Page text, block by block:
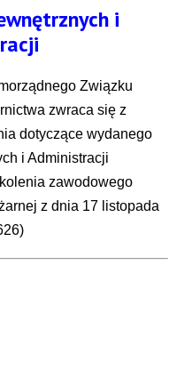
i
Związku
zwraca się z
dotyczące wydanego
i Administracji
zawodowego
z dnia 17 listopada